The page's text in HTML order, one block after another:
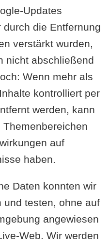
Updates
die Entfernung
verstärkt wurden,
nicht abschließend
Wenn mehr als
kontrolliert per
werden, kann
auf
haben.
Daten konnten wir
und testen, ohne auf
angewiesen
Web. Wir werden